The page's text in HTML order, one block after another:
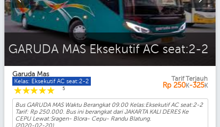
GARUDA MAS Eksekutif AC seat:2-2
Garuda Mas
Kelas: Eksekutif AC seat:2-2
☆
☆
☆
☆
☆ 5
Tarif Terjauh
Rp 250K-325K
Bus GARUDA MAS Waktu Berangkat 09.00 Kelas:Eksekutif AC seat:2-2
Tarif: Rp 250.000. Bus ini berangkat dari JAKARTA KALI DERES Ke
CEPU Lewat:Sragen- Blora- Cepu- Randu Blatung.
(2020-02-20)